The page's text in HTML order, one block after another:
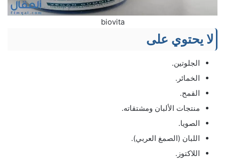
biovita
لا يحتوي على
الجلوتين.
الخمائر.
القمح.
منتجات الألبان ومشتقاته.
الصويا.
اللبان (الصمغ العربي).
اللاكتوز.